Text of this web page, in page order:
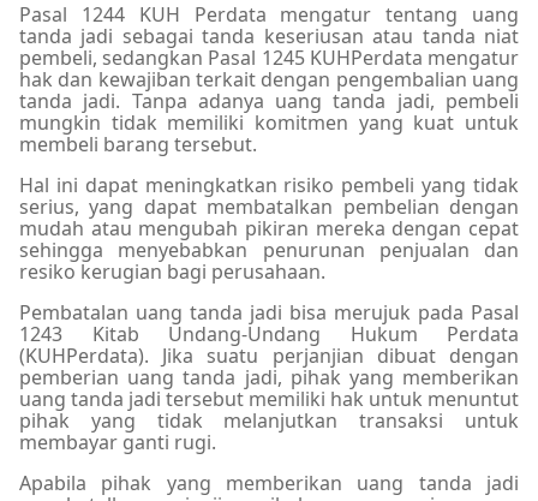
Pasal 1244 KUH Perdata mengatur tentang uang
tanda jadi sebagai tanda keseriusan atau tanda niat
pembeli, sedangkan Pasal 1245 KUHPerdata mengatur
hak dan kewajiban terkait dengan pengembalian uang
tanda jadi. Tanpa adanya uang tanda jadi, pembeli
mungkin tidak memiliki komitmen yang kuat untuk
membeli barang tersebut.
Hal ini dapat meningkatkan risiko pembeli yang tidak
serius, yang dapat membatalkan pembelian dengan
mudah atau mengubah pikiran mereka dengan cepat
sehingga menyebabkan penurunan penjualan dan
resiko kerugian bagi perusahaan.
Pembatalan uang tanda jadi bisa merujuk pada Pasal
1243 Kitab Undang-Undang Hukum Perdata
(KUHPerdata). Jika suatu perjanjian dibuat dengan
pemberian uang tanda jadi, pihak yang memberikan
uang tanda jadi tersebut memiliki hak untuk menuntut
pihak yang tidak melanjutkan transaksi untuk
membayar ganti rugi.
Apabila pihak yang memberikan uang tanda jadi